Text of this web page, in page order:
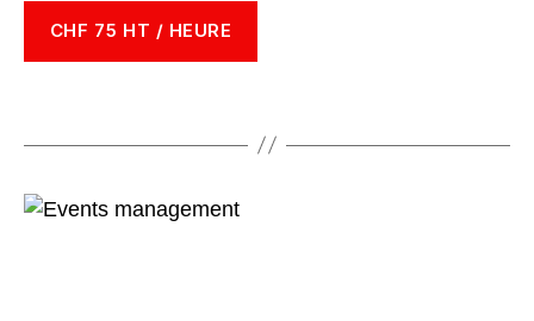
CHF 75 HT / HEURE